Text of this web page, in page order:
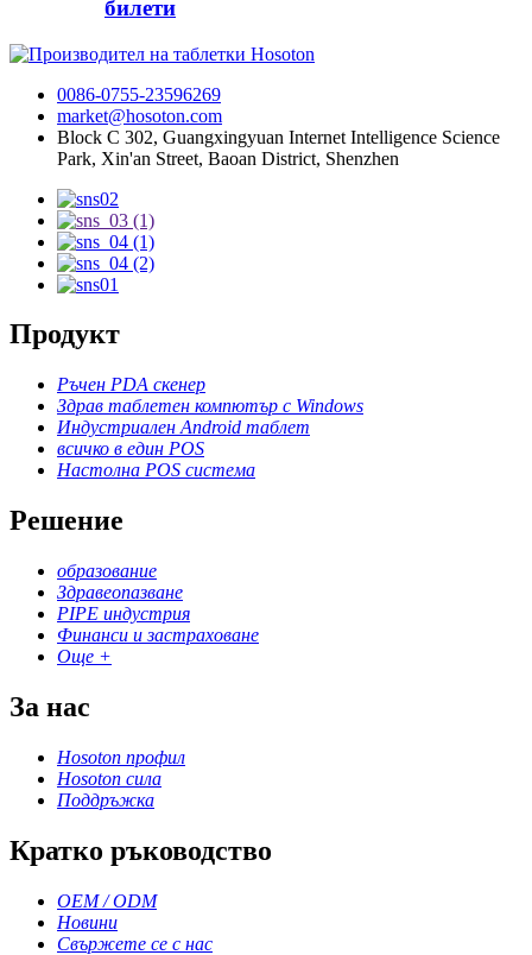
билети
0086-0755-23596269
market@hosoton.com
Block C 302, Guangxingyuan Internet Intelligence Science
Park, Xin'an Street, Baoan District, Shenzhen
Продукт
Ръчен PDA скенер
Здрав таблетен компютър с Windows
Индустриален Android таблет
всичко в един POS
Настолна POS система
Решение
образование
Здравеопазване
PIPE индустрия
Финанси и застраховане
Още +
За нас
Hosoton профил
Hosoton сила
Поддръжка
Кратко ръководство
OEM / ODM
Новини
Свържете се с нас